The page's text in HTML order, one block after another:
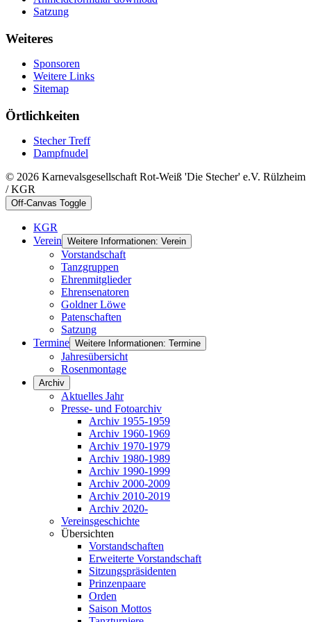
Satzung
Weiteres
Sponsoren
Weitere Links
Sitemap
Örtlichkeiten
Stecher Treff
Dampfnudel
© 2026 Karnevalsgesellschaft Rot-Weiß 'Die Stecher' e.V. Rülzheim
/ KGR
Off-Canvas Toggle
KGR
Verein Weitere Informationen: Verein
Vorstandschaft
Tanzgruppen
Ehrenmitglieder
Ehrensenatoren
Goldner Löwe
Patenschaften
Satzung
Termine Weitere Informationen: Termine
Jahresübersicht
Rosenmontage
Archiv
Aktuelles Jahr
Presse- und Fotoarchiv
Archiv 1955-1959
Archiv 1960-1969
Archiv 1970-1979
Archiv 1980-1989
Archiv 1990-1999
Archiv 2000-2009
Archiv 2010-2019
Archiv 2020-
Vereinsgeschichte
Übersichten
Vorstandschaften
Erweiterte Vorstandschaft
Sitzungspräsidenten
Prinzenpaare
Orden
Saison Mottos